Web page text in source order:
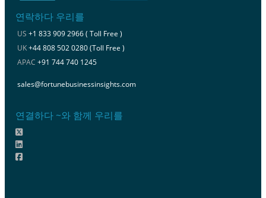
연락하다 우리를
US +1 833 909 2966 ( Toll Free )
UK+44 808 502 0280 (Toll Free )
APAC +91 744 740 1245
sales@fortunebusinessinsights.com
연결하다 ~와 함께 우리를